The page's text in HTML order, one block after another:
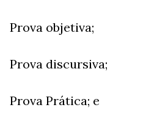
Prova objetiva;
Prova discursiva;
Prova Prática; e